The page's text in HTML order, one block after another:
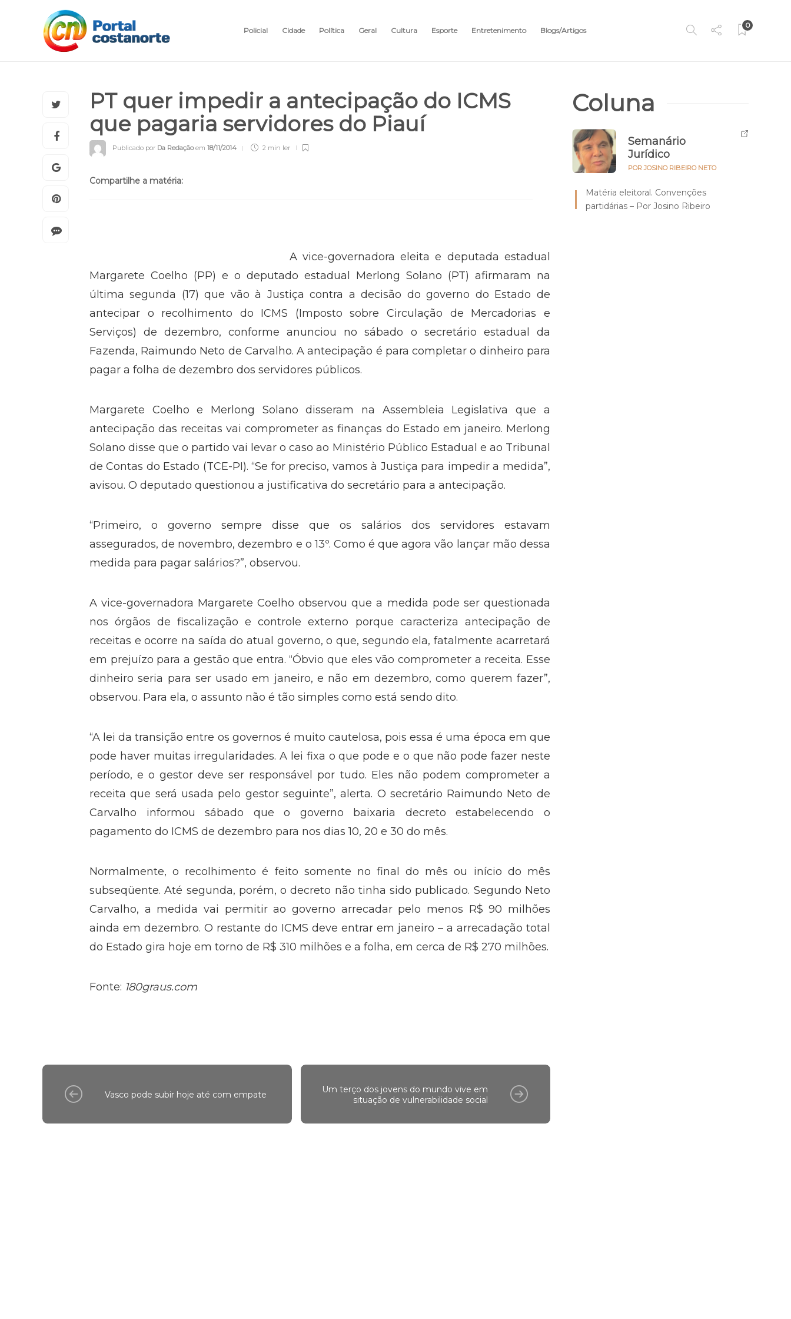
Policial Cidade Política Geral Cultura Esporte Entretenimento Blogs/Artigos
0
PT quer impedir a antecipação do ICMS
que pagaria servidores do Piauí
Publicado por Da Redaçãoem 18/11/2014 2 min ler
Compartilhe a matéria:
A vice-governadora eleita e deputada estadual
Margarete Coelho (PP) e o deputado estadual Merlong Solano (PT) afirmaram na
última segunda (17) que vão à Justiça contra a decisão do governo do Estado de
antecipar o recolhimento do ICMS (Imposto sobre Circulação de Mercadorias e
Serviços) de dezembro, conforme anunciou no sábado o secretário estadual da
Fazenda, Raimundo Neto de Carvalho. A antecipação é para completar o dinheiro para
pagar a folha de dezembro dos servidores públicos.
Margarete Coelho e Merlong Solano disseram na Assembleia Legislativa que a
antecipação das receitas vai comprometer as finanças do Estado em janeiro. Merlong
Solano disse que o partido vai levar o caso ao Ministério Público Estadual e ao Tribunal
de Contas do Estado (TCE-PI). “Se for preciso, vamos à Justiça para impedir a medida”,
avisou. O deputado questionou a justificativa do secretário para a antecipação.
“Primeiro, o governo sempre disse que os salários dos servidores estavam
assegurados, de novembro, dezembro e o 13º. Como é que agora vão lançar mão dessa
medida para pagar salários?”, observou.
A vice-governadora Margarete Coelho observou que a medida pode ser questionada
nos órgãos de fiscalização e controle externo porque caracteriza antecipação de
receitas e ocorre na saída do atual governo, o que, segundo ela, fatalmente acarretará
em prejuízo para a gestão que entra. “Óbvio que eles vão comprometer a receita. Esse
dinheiro seria para ser usado em janeiro, e não em dezembro, como querem fazer”,
observou. Para ela, o assunto não é tão simples como está sendo dito.
“A lei da transição entre os governos é muito cautelosa, pois essa é uma época em que
pode haver muitas irregularidades. A lei fixa o que pode e o que não pode fazer neste
período, e o gestor deve ser responsável por tudo. Eles não podem comprometer a
receita que será usada pelo gestor seguinte”, alerta. O secretário Raimundo Neto de
Carvalho informou sábado que o governo baixaria decreto estabelecendo o
pagamento do ICMS de dezembro para nos dias 10, 20 e 30 do mês.
Normalmente, o recolhimento é feito somente no final do mês ou início do mês
subseqüente. Até segunda, porém, o decreto não tinha sido publicado. Segundo Neto
Carvalho, a medida vai permitir ao governo arrecadar pelo menos R$ 90 milhões
ainda em dezembro. O restante do ICMS deve entrar em janeiro – a arrecadação total
do Estado gira hoje em torno de R$ 310 milhões e a folha, em cerca de R$ 270 milhões.
Fonte: 180graus.com
Vasco pode subir hoje até com empate
Um terço dos jovens do mundo vive em
situação de vulnerabilidade social
Coluna
Semanário
Jurídico
POR JOSINO RIBEIRO NETO
Matéria eleitoral. Convenções
partidárias – Por Josino Ribeiro